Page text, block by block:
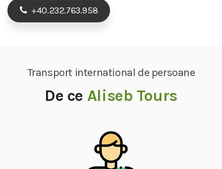
+40.232.763.958
Transport international de persoane
De ce Aliseb Tours